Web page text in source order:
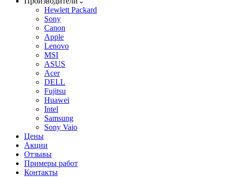
Hewlett Packard
Sony
Canon
Apple
Lenovo
MSI
ASUS
Acer
DELL
Fujitsu
Huawei
Intel
Samsung
Sony Vaio
Цены
Акции
Отзывы
Примеры работ
Контакты